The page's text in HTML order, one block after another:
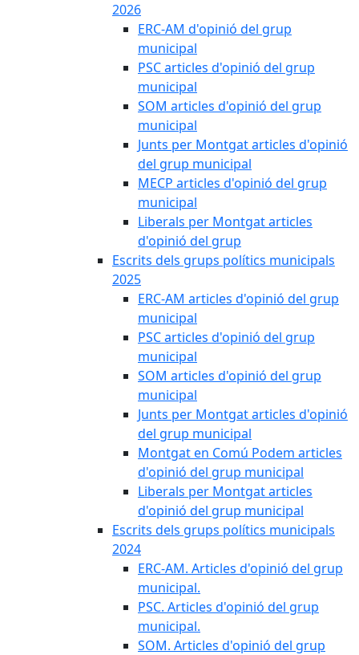
2026
ERC-AM d'opinió del grup
municipal
PSC articles d'opinió del grup
municipal
SOM articles d'opinió del grup
municipal
Junts per Montgat articles d'opinió
del grup municipal
MECP articles d'opinió del grup
municipal
Liberals per Montgat articles
d'opinió del grup
Escrits dels grups polítics municipals
2025
ERC-AM articles d'opinió del grup
municipal
PSC articles d'opinió del grup
municipal
SOM articles d'opinió del grup
municipal
Junts per Montgat articles d'opinió
del grup municipal
Montgat en Comú Podem articles
d'opinió del grup municipal
Liberals per Montgat articles
d'opinió del grup municipal
Escrits dels grups polítics municipals
2024
ERC-AM. Articles d'opinió del grup
municipal.
PSC. Articles d'opinió del grup
municipal.
SOM. Articles d'opinió del grup